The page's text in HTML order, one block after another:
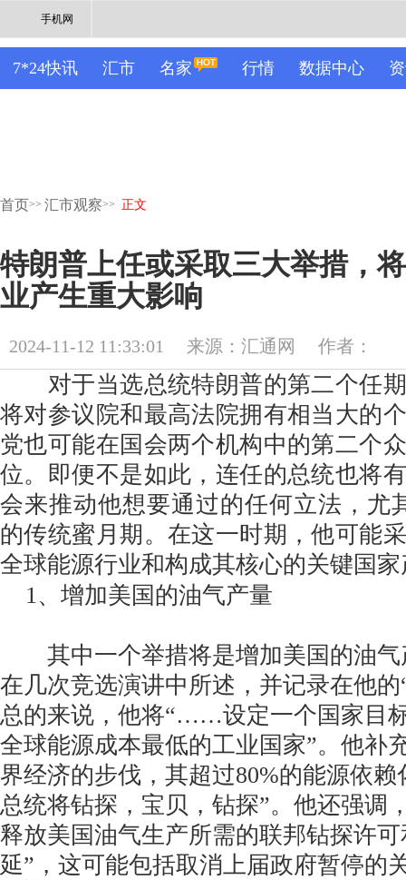
手机网
7*24快讯 汇市 名家 行情 数据中心
首页>> 汇市观察>> 正文
特朗普上任或采取三大举措，
业产生重大影响
2024-11-12 11:33:01 来源：汇通网 作者：
对于当选总统特朗普的第二个任期
将对参议院和最高法院拥有相当大的
党也可能在国会两个机构中的第二个
位。即便不是如此，连任的总统也将
会来推动他想要通过的任何立法，尤
的传统蜜月期。在这一时期，他可能
全球能源行业和构成其核心的关键国
1、增加美国的油气产量
其中一个举措将是增加美国的油气
在几次竞选演讲中所述，并记录在他
总的来说，他将“……设定一个国家目
全球能源成本最低的工业国家”。他补
界经济的步伐，其超过80%的能源依
总统将钻探，宝贝，钻探”。他还强调
释放美国油气生产所需的联邦钻探许
延”，这可能包括取消上届政府暂停的